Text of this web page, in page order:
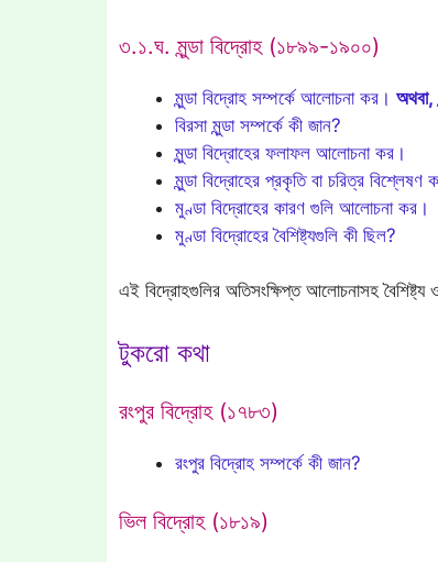
৩.১.ঘ. মুন্ডা বিদ্রোহ (১৮৯৯-১৯০০)
মুন্ডা বিদ্রোহ সম্পর্কে আলোচনা কর। অথবা,
বিরসা মুন্ডা সম্পর্কে কী জান?
মুন্ডা বিদ্রোহের ফলাফল আলোচনা কর।
মুন্ডা বিদ্রোহের প্রকৃতি বা চরিত্র বিশ্লেষণ
মুণ্ডা বিদ্রোহের কারণ গুলি আলোচনা কর।
মুণ্ডা বিদ্রোহের বৈশিষ্ট্যগুলি কী ছিল?
এই বিদ্রোহগুলির অতিসংক্ষিপ্ত আলোচনাসহ বৈশিষ্ট্য
টুকরো কথা
রংপুর বিদ্রোহ (১৭৮৩)
রংপুর বিদ্রোহ সম্পর্কে কী জান?
ভিল বিদ্রোহ (১৮১৯)